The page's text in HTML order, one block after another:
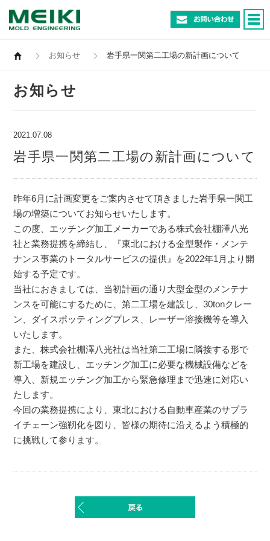
お知らせ 岩手県一関第二工場の新計画について
お知らせ
2021.07.08
岩手県一関第二工場の新計画について
昨年6月に計画変更をご案内させて頂きました岩手県一関工
場の増築についてお知らせいたします。
この度、エッチング加工メーカーである株式会社棚澤八光
社と業務提携を締結し、『東北における金型製作・メンテ
ナンス事業のトータルサービスの提供』を2022年1月より開
始する予定です。
当社におきましては、当初計画の通り大型金型のメンテナ
ンスを可能にするために、第二工場を建設し、30tonクレー
ン、ダイスポッティングプレス、レーザー溶接機等を導入
いたします。
また、株式会社棚澤八光社は当社第二工場に隣接する形で
新工場を建設し、エッチング加工に必要な機械設備などを
導入、新規エッチング加工から緊急修理まで迅速に対応い
たします。
今回の業務提携により、東北における自動車産業のサプラ
イチェーン強靭化を図り、皆様の期待に沿えるよう積極的
に挑戦して参ります。